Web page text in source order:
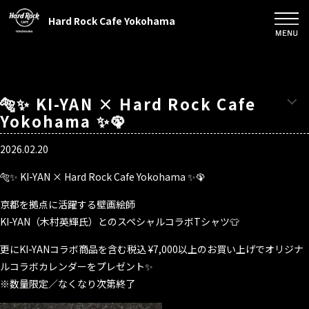
Hard Rock Cafe Yokohama
🐅✨ KI-YAN × Hard Rock Cafe
Yokohama ✨🦚
2026.02.20
🐅✨ KI-YAN × Hard Rock Cafe Yokohama ✨🦚
京都を拠点に活躍する壁画絵師
KI-YAN（木村英輝氏）とのスペシャルコラボTシャツ👕
更にKI-YANコラボ商品を含む税込 ¥7,000以上のお買い上げでオリジナ
ルコラボカレンダーをプレゼント✨
※数量限定／なくなり次第終了